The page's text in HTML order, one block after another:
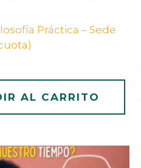
Práctica – Sede
AL CARRITO